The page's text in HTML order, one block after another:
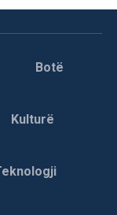
Botë
Kulturë